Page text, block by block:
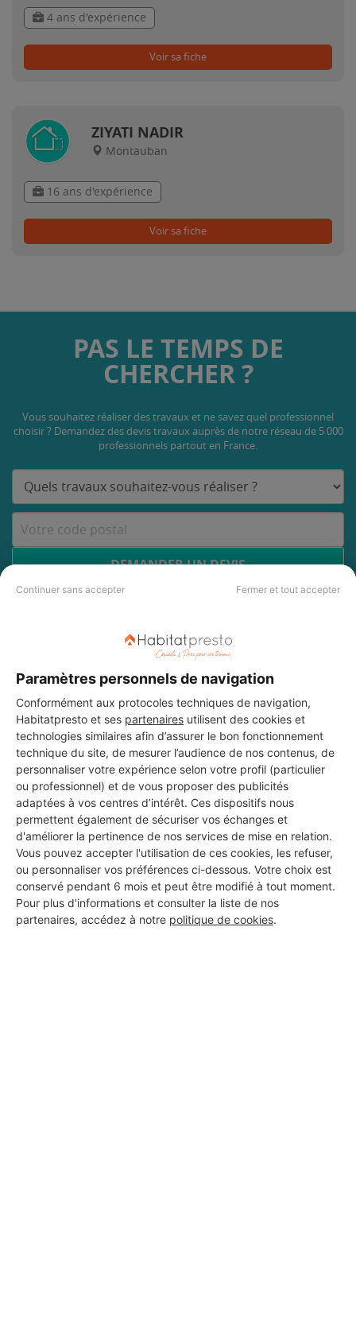
Continuer sans accepter Fermer et tout accepter
Paramètres personnels de navigation
Conformément aux protocoles techniques de navigation,
Habitatpresto et ses partenaires utilisent des cookies et
technologies similaires afin d’assurer le bon fonctionnement
technique du site, de mesurer l’audience de nos contenus, de
personnaliser votre expérience selon votre profil (particulier
ou professionnel) et de vous proposer des publicités
adaptées à vos centres d’intérêt. Ces dispositifs nous
permettent également de sécuriser vos échanges et
d'améliorer la pertinence de nos services de mise en relation.
Vous pouvez accepter l'utilisation de ces cookies, les refuser,
ou personnaliser vos préférences ci-dessous. Votre choix est
conservé pendant 6 mois et peut être modifié à tout moment.
Pour plus d'informations et consulter la liste de nos
partenaires, accédez à notre politique de cookies.
4 ans d'expérience
Voir sa fiche
ZIYATI NADIR
Montauban
16 ans d'expérience
Voir sa fiche
PAS LE TEMPS DE
CHERCHER ?
Vous souhaitez réaliser des travaux et ne savez quel professionnel
choisir ? Demandez des devis travaux auprès de notre réseau de 5 000
professionnels partout en France.
DEMANDER UN DEVIS
Les 2 autres Carreleurs pour
vos travaux à Castelferrus
Sas mdc
Castelferrus
Voir sa fiche
PRO DE LA RESINE
Castelferrus